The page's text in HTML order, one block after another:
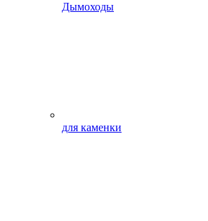
Дымоходы
для каменки